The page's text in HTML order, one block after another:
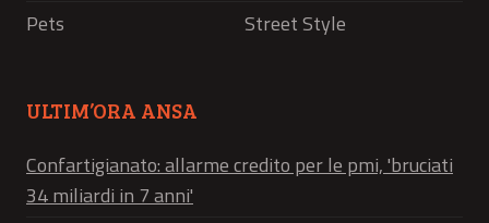
Pets
Street Style
ULTIM’ORA ANSA
Confartigianato: allarme credito per le pmi, 'bruciati
34 miliardi in 7 anni'